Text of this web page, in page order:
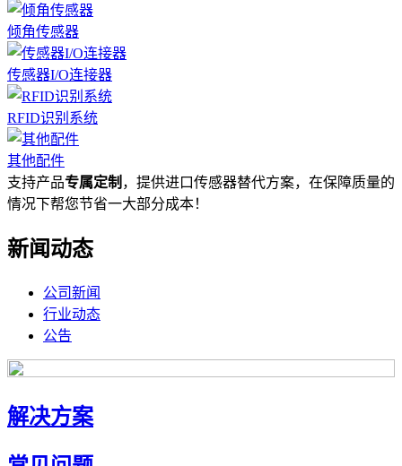
倾角传感器
传感器I/O连接器
RFID识别系统
其他配件
支持产品专属定制 ，提供进口传感器替代方案，在保障质量的
情况下帮您节省一大部分成本！
新闻动态
公司新闻
行业动态
公告
解决方案